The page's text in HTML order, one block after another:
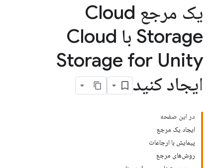
یک مرجع Cloud
Storage با Cloud
Storage for Unity
ایجاد کنید
در این صفحه
ایجاد یک مرجع
پیمایش با ارجاعات
روش‌های مرجع